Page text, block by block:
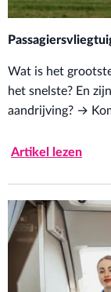
Wat is het
het snelste? En
aandrijving? →
Artikel lezen